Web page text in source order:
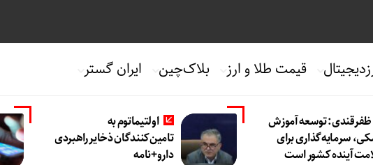
قیمت طلا و ارز بلاک‌چین ایران گستر
ظفرقندی: توسعه آموزش
سرمایه‌گذاری برای
آینده کشور است
اولتیماتوم به
تامین‌کنندگان ذخایر راهبردی
دارو+نامه